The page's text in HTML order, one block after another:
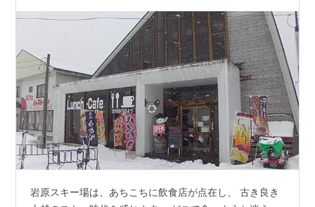
岩原スキー場は、あちこちに飲食店が点在し、 古き良き